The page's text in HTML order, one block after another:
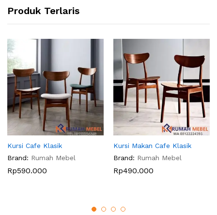
Produk Terlaris
Kursi Cafe Klasik
Brand: Rumah Mebel
Rp590.000
Kursi Makan Cafe Klasik
Brand: Rumah Mebel
Rp490.000